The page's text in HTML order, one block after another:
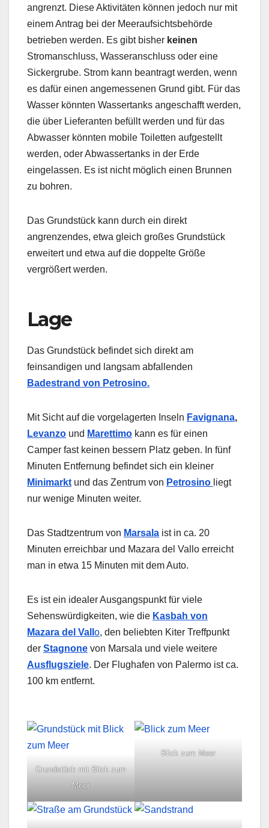
angrenzt. Diese Aktivitäten können jedoch nur mit
einem Antrag bei der Meeraufsichtsbehörde
betrieben werden. Es gibt bisher keinen
Stromanschluss, Wasseranschluss oder eine
Sickergrube. Strom kann beantragt werden, wenn
es dafür einen angemessenen Grund gibt. Für das
Wasser könnten Wassertanks angeschafft werden,
die über Lieferanten befüllt werden und für das
Abwasser könnten mobile Toiletten aufgestellt
werden, oder Abwassertanks in der Erde
eingelassen. Es ist nicht möglich einen Brunnen
zu bohren.
Das Grundstück kann durch ein direkt
angrenzendes, etwa gleich großes Grundstück
erweitert und etwa auf die doppelte Größe
vergrößert werden.
Lage
Das Grundstück befindet sich direkt am
feinsandigen und langsam abfallenden
Badestrand von Petrosino.
Mit Sicht auf die vorgelagerten Inseln Favignana,
Levanzo und Marettimo kann es für einen
Camper fast keinen bessern Platz geben. In fünf
Minuten Entfernung befindet sich ein kleiner
Minimarkt und das Zentrum von Petrosino liegt
nur wenige Minuten weiter.
Das Stadtzentrum von Marsala ist in ca. 20
Minuten erreichbar und Mazara del Vallo erreicht
man in etwa 15 Minuten mit dem Auto.
Es ist ein idealer Ausgangspunkt für viele
Sehenswürdigkeiten, wie die Kasbah von
Mazara del Vall o, den beliebten Kiter Treffpunkt
der Stagnone von Marsala und viele weitere
Ausflugsziele. Der Flughafen von Palermo ist ca.
100 km entfernt.
Grundstück mit Blick zum
Meer
Blick zum Meer